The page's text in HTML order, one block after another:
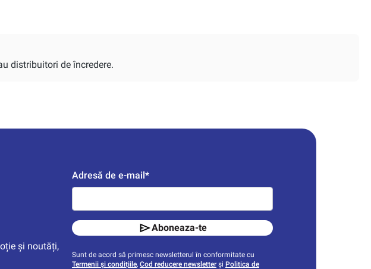
distribuitori de încredere.
și noutăți,
Adresă de e-mail*
Aboneaza-te
Sunt de acord să primesc newsletterul în conformitate cu
Termenii și condițiile, Cod reducere newsletter și Politica de